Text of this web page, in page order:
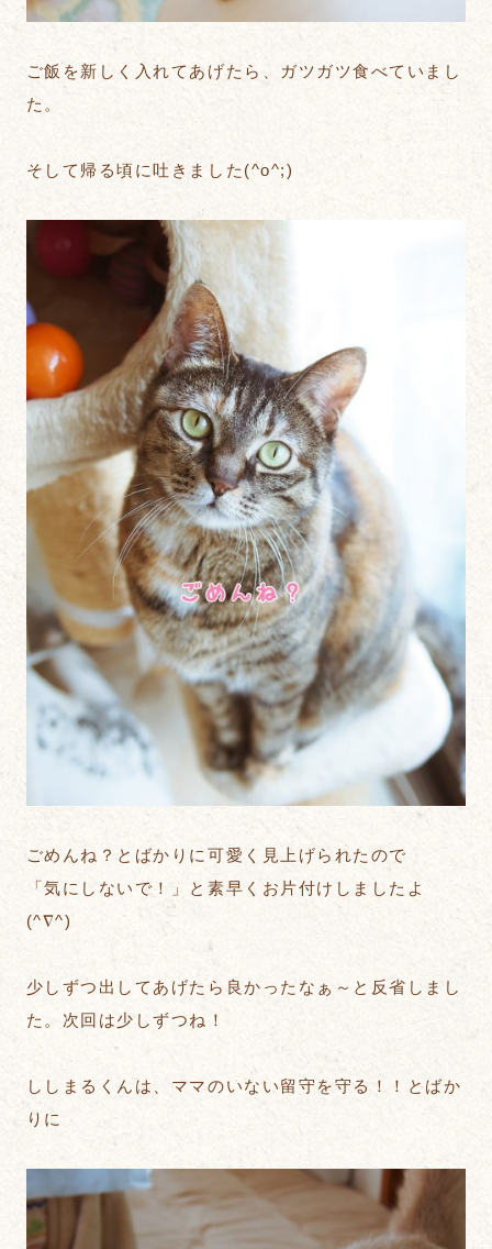
ご飯を新しく入れてあげたら、ガツガツ食べていまし
た。
そして帰る頃に吐きました(^o^;)
ごめんね？とばかりに可愛く見上げられたので
「気にしないで！」と素早くお片付けしましたよ
(^∇^)
少しずつ出してあげたら良かったなぁ～と反省しまし
た。次回は少しずつね！
ししまるくんは、ママのいない留守を守る！！とばか
りに